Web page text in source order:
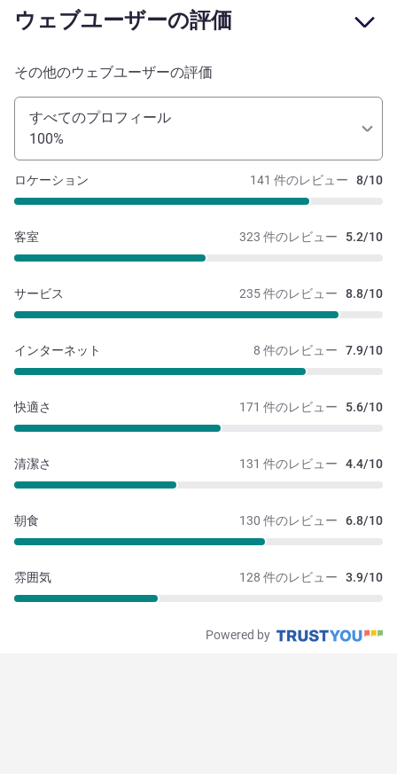
ウェブユーザーの評価
その他のウェブユーザーの評価
すべてのプロフィール
100%
141 件のレビュー 8/10
ロケーション
323 件のレビュー 5.2/10
客室
235 件のレビュー 8.8/10
サービス
8 件のレビュー 7.9/10
インターネット
171 件のレビュー 5.6/10
快適さ
131 件のレビュー 4.4/10
清潔さ
130 件のレビュー 6.8/10
朝食
128 件のレビュー 3.9/10
雰囲気
Powered by